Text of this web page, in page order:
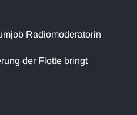
Radiomoderatorin
der Flotte bringt